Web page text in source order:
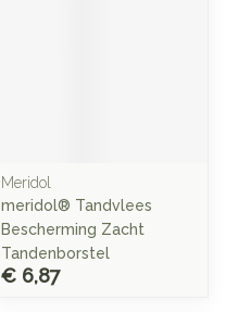
Meridol
meridol® Tandvlees
Bescherming Zacht
Tandenborstel
€ 6,87